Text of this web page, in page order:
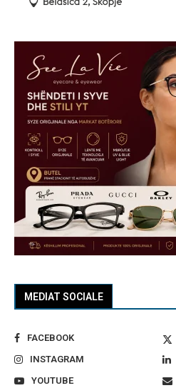
MEDIAT SOCIALE
FACEBOOK
INSTAGRAM
YOUTUBE